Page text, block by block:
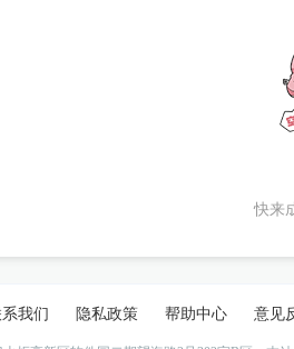
快来
我们 隐私政策 帮助中心 意见